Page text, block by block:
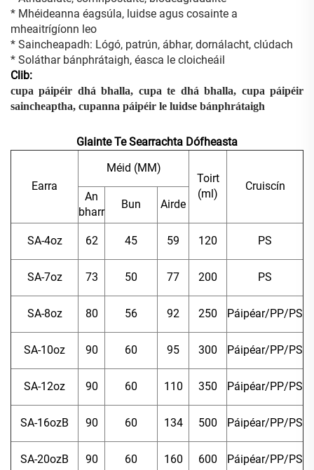
* Mhéideanna éagsúla, luidse agus cosainte a
mheaitrígíonn leo
* Saincheapadh: Lógó, patrún, ábhar, dornálacht, clúdach
* Soláthar bánphrátaigh, éasca le cloicheáil
Clib:
cupa páipéir dhá bhalla, cupa te dhá bhalla, cupa páipéir
saincheaptha, cupanna páipéir le luidse bánphrátaigh
Glainte Te Searrachta Dófheasta
Earra
Méid (MM)
Toirt
(ml)
Cruiscín
An
bharr
Bun Airde
SA-4oz 62 45 59 120 PS
SA-7oz 73 50 77 200 PS
SA-8oz 80 56 92 250 Páipéar/PP/PS
SA-10oz 90 60 95 300 Páipéar/PP/PS
SA-12oz 90 60 110 350 Páipéar/PP/PS
SA-16ozB 90 60 134 500 Páipéar/PP/PS
SA-20ozB 90 60 160 600
Páipéar/PP/PS